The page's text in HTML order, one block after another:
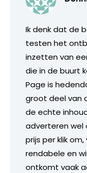
Ik denk dat de
testen het
inzetten van
die in de buurt
Page is
groot deel van
de echte
adverteren wel
prijs per klik
rendabele en
ontkomt vaak